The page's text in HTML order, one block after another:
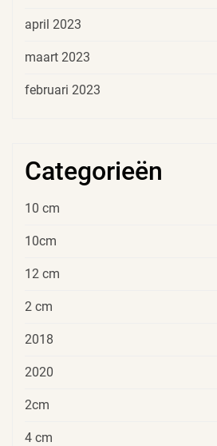
april 2023
maart 2023
februari 2023
Categorieën
10 cm
10cm
12 cm
2 cm
2018
2020
2cm
4 cm